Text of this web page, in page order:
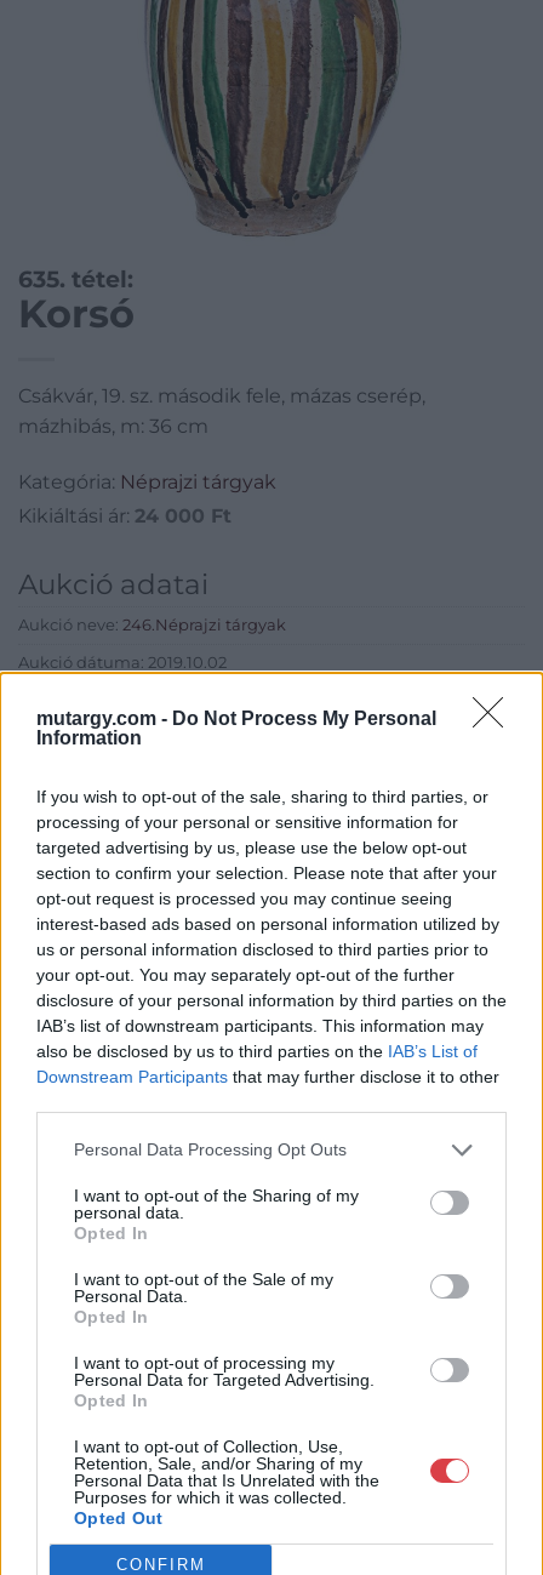
mutargy.com - Do Not Process My Personal
Information
If you wish to opt-out of the sale, sharing to third parties, or
processing of your personal or sensitive information for
targeted advertising by us, please use the below opt-out
section to confirm your selection. Please note that after your
opt-out request is processed you may continue seeing
interest-based ads based on personal information utilized by
us or personal information disclosed to third parties prior to
your opt-out. You may separately opt-out of the further
disclosure of your personal information by third parties on the
IAB’s list of downstream participants. This information may
also be disclosed by us to third parties on the IAB’s List of
Downstream Participants that may further disclose it to other
Personal Data Processing Opt Outs
I want to opt-out of the Sharing of my
personal data.
Opted In
I want to opt-out of the Sale of my
Personal Data.
Opted In
I want to opt-out of processing my
Personal Data for Targeted Advertising.
Opted In
I want to opt-out of Collection, Use,
Retention, Sale, and/or Sharing of my
Personal Data that Is Unrelated with the
Purposes for which it was collected.
Opted Out
CONFIRM
635. tétel:
Korsó
Csákvár, 19. sz. második fele, mázas cserép,
mázhibás, m: 36 cm
Kategória: Néprajzi tárgyak
Kikiáltási ár: 24 000 Ft
Aukció adatai
Aukció neve: 246.Néprajzi tárgyak
Aukció dátuma: 2019.10.02
Aukció helye: Budapest, Balaton utca 8.
Eladó adatai
Eladó:Nagyházi Galéria és
Aukciósház
Cím: Müller Márta
Nagyházi Galéria és Aukciósház
Kft.
1055 Budapest, Balaton utca 8.
Telefon: +361 475 6000 +361
4756005
http://www.nagyhazi.hu
Bemutatkozás: Magas színvonalú festmények és műtárgyak,
bútorok, szőnyegek, üveg, porcelán és ezüst tárgyak, ékszerek,
néprajzi tárgyak értékesítése és aukcionálása. Hagyatékok és
a tárgyfelvétel folyamatos.
KAPCSOLÓDÓ MŰTÁRGYAK